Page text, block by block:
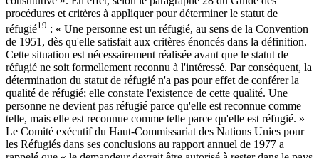
procédures et critères à appliquer pour déterminer le statut de
réfugié19 : « Une personne est un réfugié, au sens de la Convention
de 1951, dès qu'elle satisfait aux critères énoncés dans la définition.
Cette situation est nécessairement réalisée avant que le statut de
réfugié ne soit formellement reconnu à l'intéressé. Par conséquent, la
détermination du statut de réfugié n'a pas pour effet de conférer la
qualité de réfugié; elle constate l'existence de cette qualité. Une
personne ne devient pas réfugié parce qu'elle est reconnue comme
telle, mais elle est reconnue comme telle parce qu'elle est réfugié. »
Le Comité exécutif du Haut-Commissariat des Nations Unies pour
les Réfugiés dans ses conclusions au rapport annuel de 1977 a